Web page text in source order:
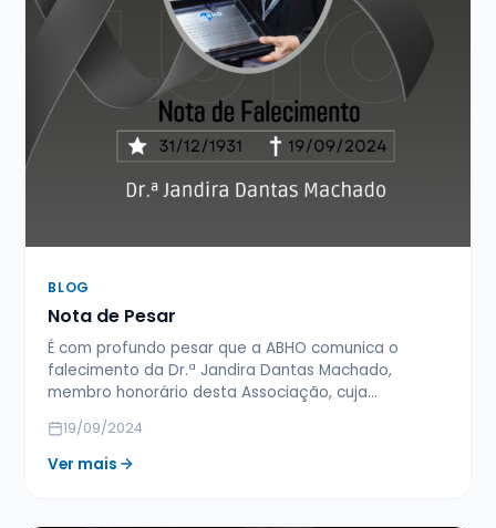
BLOG
Nota de Pesar
É com profundo pesar que a ABHO comunica o
falecimento da Dr.ª Jandira Dantas Machado,
membro honorário desta Associação, cuja…
19/09/2024
Ver mais